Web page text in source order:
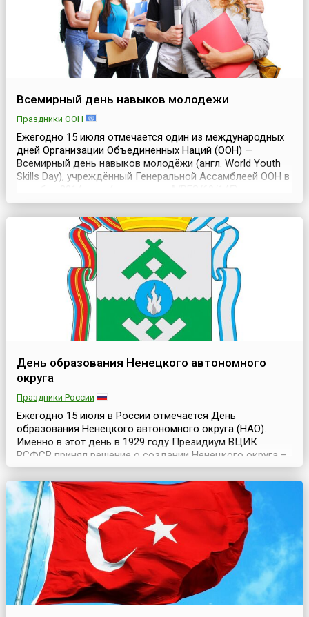
Всемирный день навыков молодежи
Праздники ООН
Ежегодно 15 июля отмечается один из международных
дней Организации Объединенных Наций (ООН) —
Всемирный день навыков молодёжи (англ. World Youth
Skills Day), учреждённый Генеральной Ассамблеей ООН в
повышения уровня информированности о важности
инвестирования в развитие навыков молодёжи,
улучшения социально-экономических условий для
молодых людей...
День образования Ненецкого автономного
округа
Праздники России
Ежегодно 15 июля в России отмечается День
образования Ненецкого автономного округа (НАО).
Именно в этот день в 1929 году Президиум ВЦИК
РСФСР принял решение о создании Ненецкого округа –
первого национального округа на Крайнем Севере
страны.Административный центр округа – город Нарьян-
Мар (с 1932 года), изначально столицей региона было
село Тельвиска. НАО расположен на северо-востоке
европ...